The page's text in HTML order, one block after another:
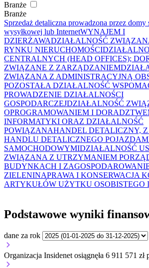
Branże
Branże
Sprzedaż detaliczna prowadzona przez domy
wysyłkowej lub InternetWYNAJEM I
DZIERŻAWADZIAŁALNOŚĆ
RYNKU NIERUCHOMOŚCI
CENTRALNYCH (HEAD OFFICES);
ZWIĄZANE Z ZARZĄDZANIEM
ZWIĄZANA Z ADMINISTRACYJNĄ
POZOSTAŁA DZIAŁALNOŚĆ
PROWADZENIE DZIAŁALNOŚCI
GOSPODARCZEJDZIAŁALNOŚĆ
OPROGRAMOWANIEM I
INFORMATYKI ORAZ DZIAŁALNOŚĆ
POWIĄZANAHANDEL DETALICZNY,
HANDLU DETALICZNEGO
SAMOCHODOWYMIDZIAŁALNOŚĆ
ZWIĄZANA Z UTRZYMANIEM
BUDYNKACH I
ZIELENINAPRAWA I KONSERWACJA
ARTYKUŁÓW UŻYTKU OSOBISTEGO
Podstawowe wyniki
dane za rok
Organizacja Insidenet osiągnęła 6 911 571 zł